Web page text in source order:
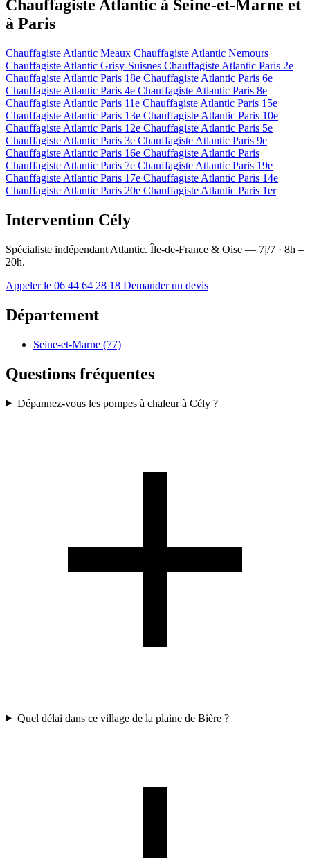
Chauffagiste Atlantic à Seine-et-Marne et
à Paris
Chauffagiste Atlantic Meaux Chauffagiste Atlantic Nemours
Chauffagiste Atlantic Grisy-Suisnes Chauffagiste Atlantic Paris 2e
Chauffagiste Atlantic Paris 18e Chauffagiste Atlantic Paris 6e
Chauffagiste Atlantic Paris 4e Chauffagiste Atlantic Paris 8e
Chauffagiste Atlantic Paris 11e Chauffagiste Atlantic Paris 15e
Chauffagiste Atlantic Paris 13e Chauffagiste Atlantic Paris 10e
Chauffagiste Atlantic Paris 12e Chauffagiste Atlantic Paris 5e
Chauffagiste Atlantic Paris 3e Chauffagiste Atlantic Paris 9e
Chauffagiste Atlantic Paris 16e Chauffagiste Atlantic Paris
Chauffagiste Atlantic Paris 7e Chauffagiste Atlantic Paris 19e
Chauffagiste Atlantic Paris 17e Chauffagiste Atlantic Paris 14e
Chauffagiste Atlantic Paris 20e Chauffagiste Atlantic Paris 1er
Intervention Cély
Spécialiste indépendant Atlantic. Île-de-France & Oise — 7j/7 · 8h –
20h.
Appeler le 06 44 64 28 18 Demander un devis
Département
Seine-et-Marne (77)
Questions fréquentes
Dépannez-vous les pompes à chaleur à Cély ?
Quel délai dans ce village de la plaine de Bière ?